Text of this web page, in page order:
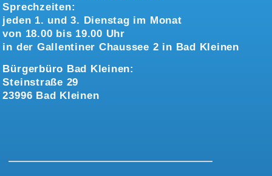
Sprechzeiten:
jeden 1. und 3. Dienstag im Monat
von 18.00 bis 19.00 Uhr
in der Gallentiner Chaussee 2 in Bad Kleinen
Bürgerbüro Bad Kleinen:
Steinstraße 29
23996 Bad Kleinen